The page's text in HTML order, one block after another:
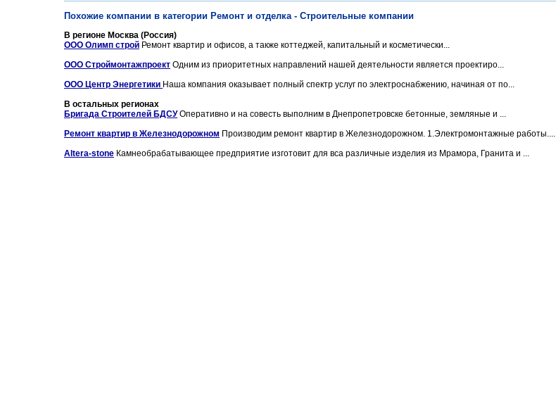
Похожие компании в категории Ремонт и отделка - Строительные компании
В регионе Москва (Россия)
ООО Олимп строй Ремонт квартир и офисов, а также коттеджей, капитальный и косметически...
ООО Строймонтажпроект Одним из приоритетных направлений нашей деятельности является проектиро...
ООО Центр Энергетики Наша компания оказывает полный спектр услуг по электроснабжению, начиная от по...
В остальных регионах
Бригада Строителей БДСУОперативно и на совесть выполним в Днепропетровске бетонные, земляные и ...
Ремонт квартир в Железнодорожном Производим ремонт квартир в Железнодорожном. 1.Электромонтажные работы....
Altera-stone Камнеобрабатывающее предприятие изготовит для вса различные изделия из Мрамора, Гранита и ...